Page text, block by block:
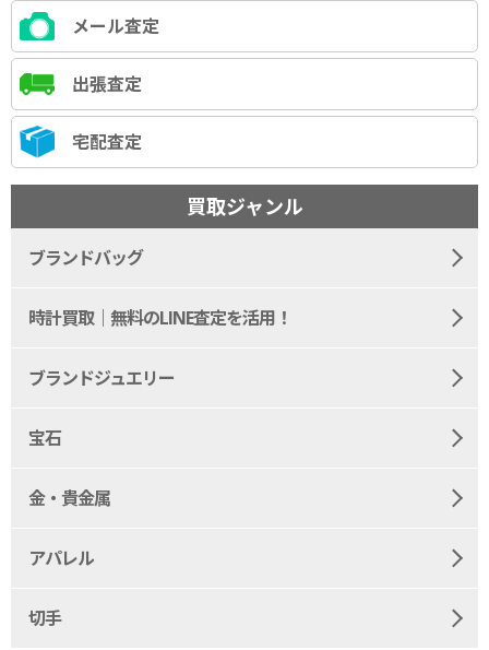
メール査定
出張査定
宅配査定
買取ジャンル
ブランドバッグ
時計買取｜無料のLINE査定を活用！
ブランドジュエリー
宝石
金・貴金属
アパレル
切手